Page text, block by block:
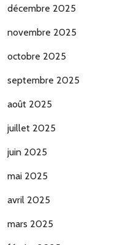
décembre 2025
novembre 2025
octobre 2025
septembre 2025
août 2025
juillet 2025
juin 2025
mai 2025
avril 2025
mars 2025